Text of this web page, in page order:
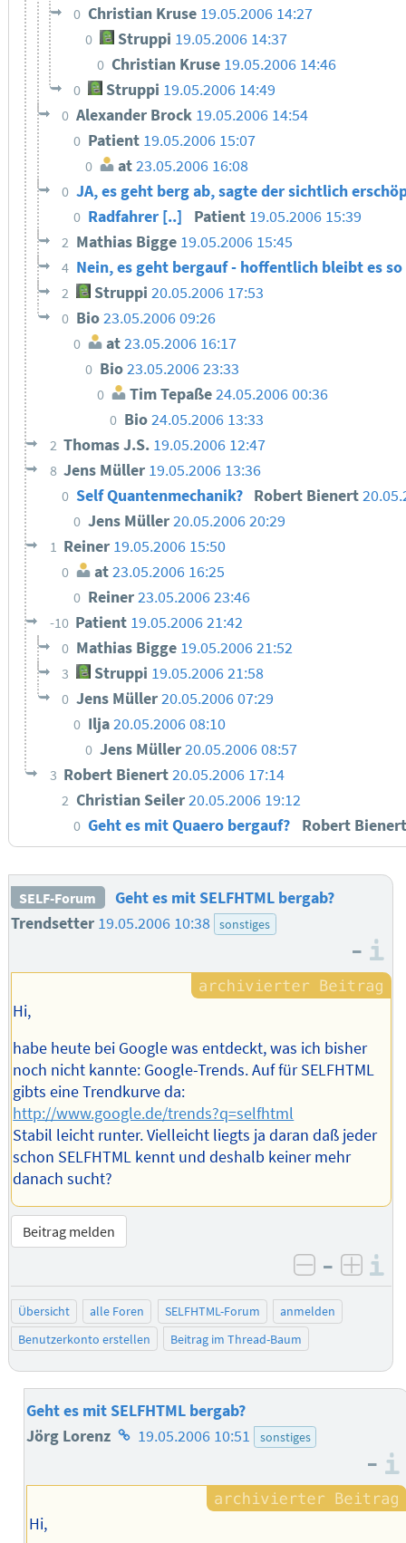
0 Christian Kruse 19.05.2006 14:27
0 Struppi 19.05.2006 14:37
0 Christian Kruse 19.05.2006 14:46
0 Struppi 19.05.2006 14:49
0 Alexander Brock 19.05.2006 14:54
0 Patient 19.05.2006 15:07
0 at23.05.2006 16:08
0 JA, es geht berg ab, sagte der sichtlich
0 Radfahrer [..] Patient 19.05.2006 15:39
2 Mathias Bigge 19.05.2006 15:45
4 Nein, es geht bergauf - hoffentlich bleibt es so
2 Struppi 20.05.2006 17:53
0 Bio23.05.2006 09:26
0 at23.05.2006 16:17
0 Bio23.05.2006 23:33
0 Tim Tepaße24.05.2006 00:36
0 Bio24.05.2006 13:33
2 Thomas J.S. 19.05.2006 12:47
8 Jens Müller 19.05.2006 13:36
0 Self Quantenmechanik? Robert Bienert
0 Jens Müller20.05.2006 20:29
1 Reiner 19.05.2006 15:50
0 at 23.05.2006 16:25
0 Reiner23.05.2006 23:46
-10 Patient 19.05.2006 21:42
0 Mathias Bigge 19.05.2006 21:52
3 Struppi 19.05.2006 21:58
0 Jens Müller20.05.2006 07:29
0 Ilja20.05.2006 08:10
0 Jens Müller20.05.2006 08:57
3 Robert Bienert20.05.2006 17:14
2 Christian Seiler20.05.2006 19:12
0 Geht es mit Quaero bergauf? Robert
SELF-Forum
Geht es mit SELFHTML bergab?
Trendsetter 19.05.2006 10:38 sonstiges
–
Hi,
habe heute bei Google was entdeckt, was ich bisher
noch nicht kannte: Google-Trends. Auf für SELFHTML
gibts eine Trendkurve da:
http://www.google.de/trends?q=selfhtml
Stabil leicht runter. Vielleicht liegts ja daran daß jeder
schon SELFHTML kennt und deshalb keiner mehr
danach sucht?
Beitrag melden
negativ
–
Übersicht alle Foren SELFHTML-Forum
anmelden
Benutzerkonto erstellen
Beitrag im Thread-Baum
Geht es mit SELFHTML bergab?
Jörg Lorenz Homepage
Autors
19.05.2006 10:51 sonstiges
–
Hi,